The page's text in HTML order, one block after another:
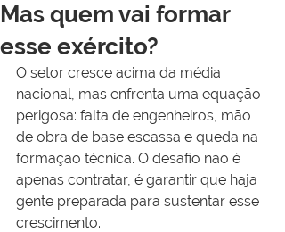
Mas quem vai formar
esse exército?
O setor cresce acima da média
nacional, mas enfrenta uma equação
perigosa: falta de engenheiros, mão
de obra de base escassa e queda na
formação técnica. O desafio não é
apenas contratar, é garantir que haja
gente preparada para sustentar esse
crescimento.